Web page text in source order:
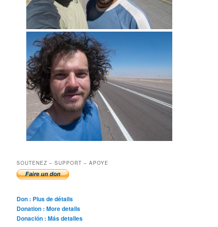
SOUTENEZ – SUPPORT – APOYE
Don : Plus de détails
Donation : More details
Donación : Más detalles